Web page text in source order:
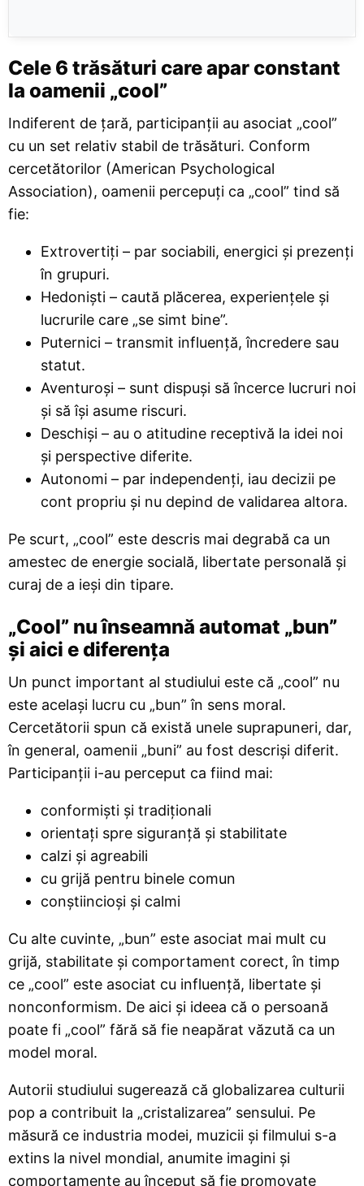
Cele 6 trăsături care apar constant
la oamenii „cool”
Indiferent de țară, participanții au asociat „cool”
cu un set relativ stabil de trăsături. Conform
cercetătorilor (American Psychological
Association), oamenii percepuți ca „cool” tind să
fie:
Extrovertiți – par sociabili, energici și prezenți
în grupuri.
Hedoniști – caută plăcerea, experiențele și
lucrurile care „se simt bine”.
Puternici – transmit influență, încredere sau
statut.
Aventuroși – sunt dispuși să încerce lucruri noi
și să își asume riscuri.
Deschiși – au o atitudine receptivă la idei noi
și perspective diferite.
Autonomi – par independenți, iau decizii pe
cont propriu și nu depind de validarea altora.
Pe scurt, „cool” este descris mai degrabă ca un
amestec de energie socială, libertate personală și
curaj de a ieși din tipare.
„Cool” nu înseamnă automat „bun”
și aici e diferența
Un punct important al studiului este că „cool” nu
este același lucru cu „bun” în sens moral.
Cercetătorii spun că există unele suprapuneri, dar,
în general, oamenii „buni” au fost descriși diferit.
Participanții i-au perceput ca fiind mai:
conformiști și tradiționali
orientați spre siguranță și stabilitate
calzi și agreabili
cu grijă pentru binele comun
conștiincioși și calmi
Cu alte cuvinte, „bun” este asociat mai mult cu
grijă, stabilitate și comportament corect, în timp
ce „cool” este asociat cu influență, libertate și
nonconformism. De aici și ideea că o persoană
poate fi „cool” fără să fie neapărat văzută ca un
model moral.
Autorii studiului sugerează că globalizarea culturii
pop a contribuit la „cristalizarea” sensului. Pe
măsură ce industria modei, muzicii și filmului s-a
extins la nivel mondial, anumite imagini și
comportamente au început să fie promovate